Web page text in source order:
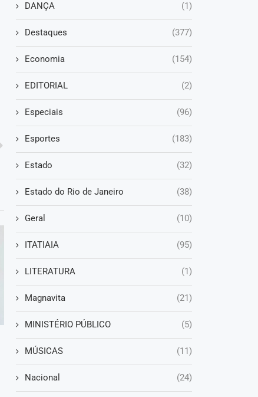
DANÇA (1)
Destaques (377)
Economia (154)
EDITORIAL (2)
Especiais (96)
Esportes (183)
Estado (32)
Estado do Rio de Janeiro (38)
Geral (10)
ITATIAIA (95)
LITERATURA (1)
Magnavita (21)
MINISTÉRIO PÚBLICO (5)
MÚSICAS (11)
Nacional (24)